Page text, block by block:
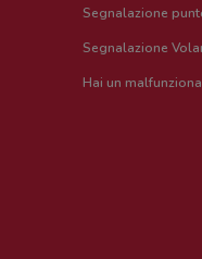
Segnalazione
Segnalazione
Hai un